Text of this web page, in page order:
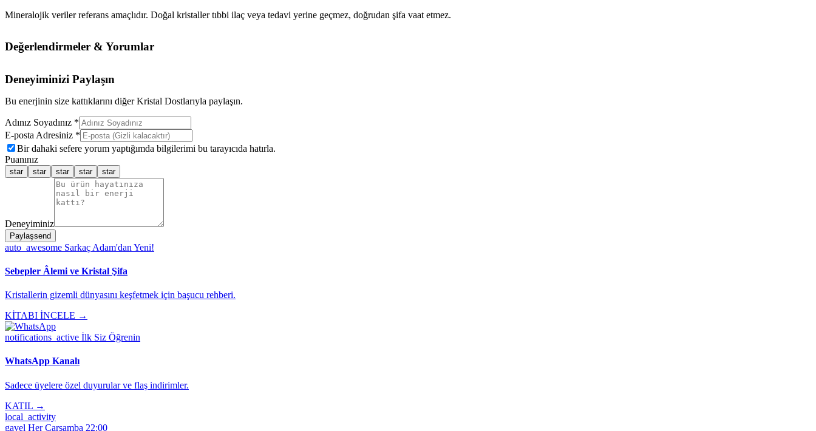
Mineralojik veriler referans amaçlıdır. Doğal kristaller tıbbi ilaç veya tedavi yerine geçmez, doğrudan şifa vaat etmez.
Değerlendirmeler & Yorumlar
Deneyiminizi Paylaşın
Bu enerjinin size kattıklarını diğer Kristal Dostlarıyla paylaşın.
Adınız Soyadınız *
E-posta Adresiniz *
Bir dahaki sefere yorum yaptığımda bilgilerimi bu tarayıcıda hatırla.
Puanınız
star star star star star
Deneyiminiz
Paylaşsend
auto_awesome Sarkaç Adam'dan Yeni!
Sebepler Âlemi ve Kristal Şifa
Kristallerin gizemli dünyasını keşfetmek için başucu rehberi.
KİTABI İNCELE →
notifications_active İlk Siz Öğrenin
WhatsApp Kanalı
Sadece üyelere özel duyurular ve flaş indirimler.
KATIL →
local_activity
gavel Her Çarşamba 22:00